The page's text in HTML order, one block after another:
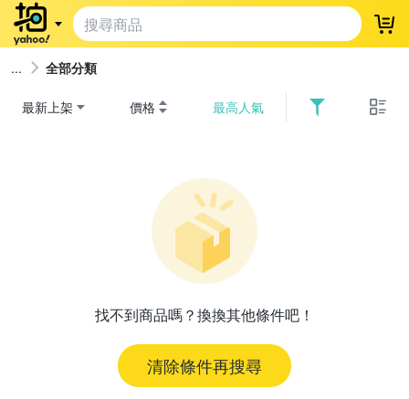
登
全部分類
最新上架 價格 最高人氣
找不到商品嗎？換換其他條件吧！
清除條件再搜尋